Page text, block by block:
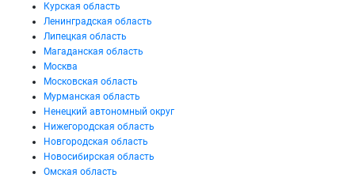
Курская область
Ленинградская область
Липецкая область
Магаданская область
Москва
Московская область
Мурманская область
Ненецкий автономный округ
Нижегородская область
Новгородская область
Новосибирская область
Омская область